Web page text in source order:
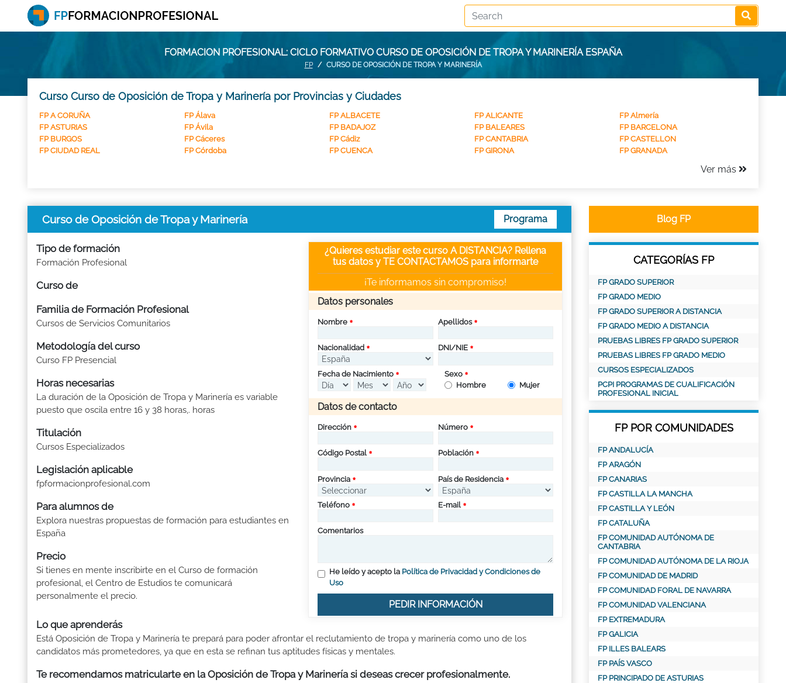
FORMACION PROFESIONAL: CICLO FORMATIVO CURSO DE OPOSICIÓN DE TROPA Y MARINERÍA ESPAÑA
FP CURSO DE OPOSICIÓN DE TROPA Y MARINERÍA
Curso Curso de Oposición de Tropa y Marinería por Provincias y Ciudades
FP A CORUÑA FP Álava FP ALBACETE FP ALICANTE
FP Almería
FP ASTURIAS
FP Ávila FP BADAJOZ FP BALEARES
FP BARCELONA
FP BURGOS
FP Cáceres FP Cádiz FP CANTABRIA
FP CASTELLON
FP CIUDAD REAL
FP Córdoba FP CUENCA FP GIRONA FP GRANADA
Ver más
Curso de Oposición de Tropa y Marinería Programa
Tipo de formación
Formación Profesional
Curso de
Familia de Formación Profesional
Cursos de Servicios Comunitarios
Metodología del curso
Curso FP Presencial
Horas necesarias
La duración de la Oposición de Tropa y Marinería es variable
puesto que oscila entre 16 y 38 horas,. horas
Titulación
Cursos Especializados
Legislación aplicable
fpformacionprofesional.com
Para alumnos de
Explora nuestras propuestas de formación para estudiantes en
España
Precio
Si tienes en mente inscribirte en el Curso de formación
profesional, el Centro de Estudios te comunicará
personalmente el precio.
¿Quieres estudiar este curso A DISTANCIA? Rellena
tus datos y TE CONTACTAMOS para informarte
¡Te informamos sin compromiso!
Datos personales
Nombre Apellidos
Nacionalidad DNI/NIE
Fecha de Nacimiento
Sexo
Hombre
Mujer
Datos de contacto
Dirección Número
Código Postal Población
Provincia País de Residencia
Teléfono E-mail
Comentarios
He leído y acepto la Política de Privacidad y Condiciones de
Uso
PEDIR INFORMACIÓN
Lo que aprenderás
Está Oposición de Tropa y Marinería te prepará para poder afrontar el reclutamiento de tropa y marinería como uno de los
candidatos más prometedores, ya que en esta se refinan tus aptitudes físicas y mentales.
Te recomendamos matricularte en la Oposición de Tropa y Marinería si deseas crecer profesionalmente.
Blog FP
CATEGORÍAS FP
FP GRADO SUPERIOR
FP GRADO MEDIO
FP GRADO SUPERIOR A DISTANCIA
FP GRADO MEDIO A DISTANCIA
PRUEBAS LIBRES FP GRADO SUPERIOR
PRUEBAS LIBRES FP GRADO MEDIO
CURSOS ESPECIALIZADOS
PCPI PROGRAMAS DE CUALIFICACIÓN
PROFESIONAL INICIAL
FP POR COMUNIDADES
FP ANDALUCÍA
FP ARAGÓN
FP CANARIAS
FP CASTILLA LA MANCHA
FP CASTILLA Y LEÓN
FP CATALUÑA
FP COMUNIDAD AUTÓNOMA DE
CANTABRIA
FP COMUNIDAD AUTÓNOMA DE LA RIOJA
FP COMUNIDAD DE MADRID
FP COMUNIDAD FORAL DE NAVARRA
FP COMUNIDAD VALENCIANA
FP EXTREMADURA
FP GALICIA
FP ILLES BALEARS
FP PAÍS VASCO
FP PRINCIPADO DE ASTURIAS